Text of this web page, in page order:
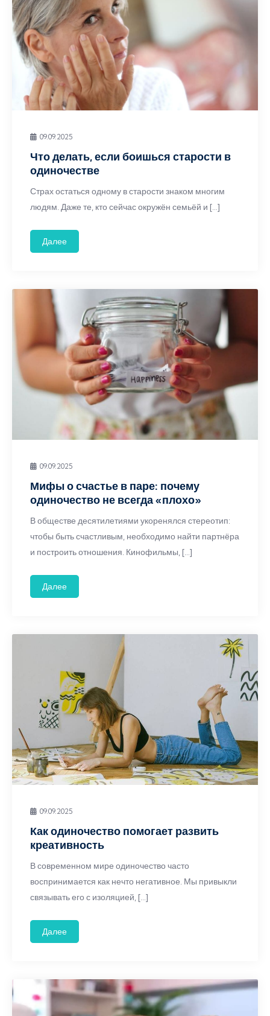
09.09.2025
Что делать, если боишься старости в
одиночестве
Страх остаться одному в старости знаком многим
людям. Даже те, кто сейчас окружён семьёй и […]
Далее
09.09.2025
Мифы о счастье в паре: почему
одиночество не всегда «плохо»
В обществе десятилетиями укоренялся стереотип:
чтобы быть счастливым, необходимо найти партнёра
и построить отношения. Кинофильмы, […]
Далее
09.09.2025
Как одиночество помогает развить
креативность
В современном мире одиночество часто
воспринимается как нечто негативное. Мы привыкли
связывать его с изоляцией, […]
Далее